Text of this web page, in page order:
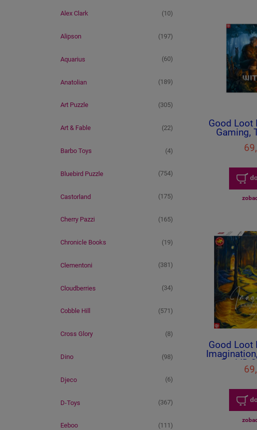
Alex Clark (10)
Alipson (197)
Aquarius (60)
Anatolian (189)
Art Puzzle (305)
Art & Fable (22)
Barbo Toys (4)
Bluebird Puzzle (754)
Castorland (175)
Cherry Pazzi (165)
Chronicle Books (19)
Clementoni (381)
Cloudberries (34)
Cobble Hill (571)
Cross Glory (8)
Dino (98)
Djeco (6)
D-Toys (367)
Eeboo (111)
Good Loot
Gaming,
Wiedźmin
Good Loot
Bral ID-